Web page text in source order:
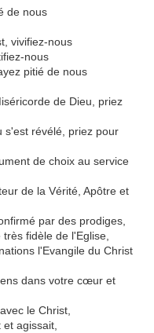
de nous
vivifiez-nous
nous
pitié de nous
de Dieu, priez
s'est révélé, priez pour
de choix au service
de la Vérité, Apôtre et
par des prodiges,
fidèle de l'Eglise,
l'Evangile du Christ
dans votre cœur et
le Christ,
agissait,